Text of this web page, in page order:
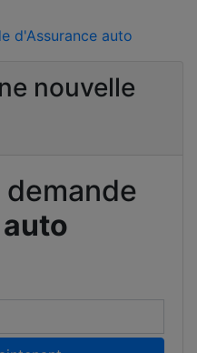
d'Assurance auto
nouvelle